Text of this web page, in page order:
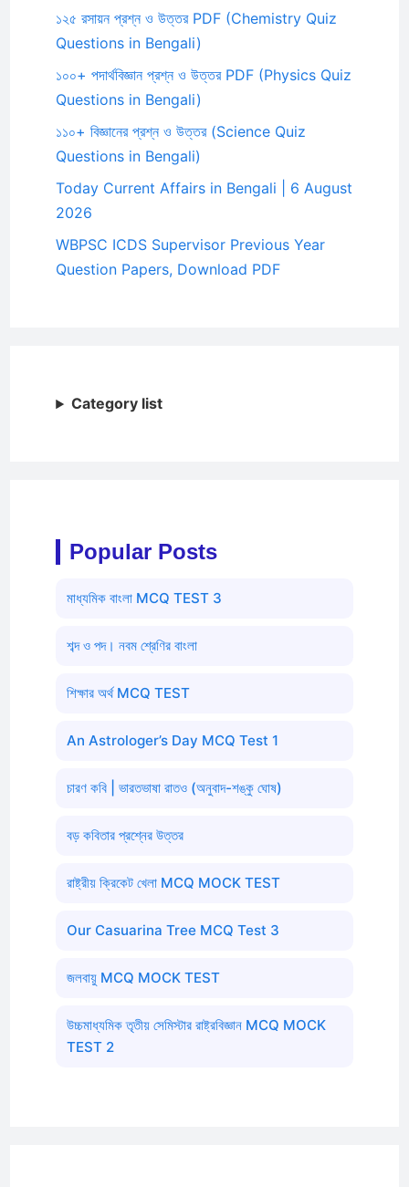
১২৫ রসায়ন প্রশ্ন ও উত্তর PDF (Chemistry Quiz
Questions in Bengali)
১০০+ পদার্থবিজ্ঞান প্রশ্ন ও উত্তর PDF (Physics Quiz
Questions in Bengali)
১১০+ বিজ্ঞানের প্রশ্ন ও উত্তর (Science Quiz
Questions in Bengali)
Today Current Affairs in Bengali | 6 August
2026
WBPSC ICDS Supervisor Previous Year
Question Papers, Download PDF
Category list
Popular Posts
মাধ্যমিক বাংলা MCQ TEST 3
শব্দ ও পদ। নবম শ্রেণির বাংলা
শিক্ষার অর্থ MCQ TEST
An Astrologer’s Day MCQ Test 1
চারণ কবি | ভারতভাষা রাতও (অনুবাদ-শঙ্কু ঘোষ)
বড় কবিতার প্রশ্নের উত্তর
রাষ্ট্রীয় ক্রিকেট খেলা MCQ MOCK TEST
Our Casuarina Tree MCQ Test 3
জলবায়ু MCQ MOCK TEST
উচ্চমাধ্যমিক তৃতীয় সেমিস্টার রাষ্ট্রবিজ্ঞান MCQ MOCK
TEST 2